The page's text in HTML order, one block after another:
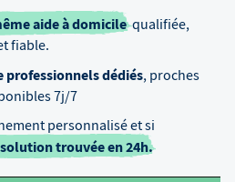
aide à domicilequalifiée,
fiable.
professionnels dédiés, proches
7j/7
personnalisé et si
trouvée en 24h.